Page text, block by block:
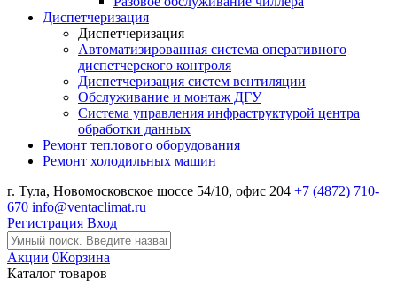
Диспетчеризация
Диспетчеризация
Автоматизированная система оперативного
диспетчерского контроля
Диспетчеризация систем вентиляции
Обслуживание и монтаж ДГУ
Система управления инфраструктурой центра
обработки данных
Ремонт теплового оборудования
Ремонт холодильных машин
г. Тула, Новомосковское шоссе 54/10, офис 204 +7 (4872) 710-
670 info@ventaclimat.ru
Регистрация Вход
Акции 0Корзина
Каталог товаров